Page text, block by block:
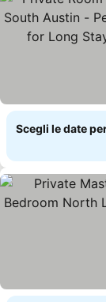
Scegli le date